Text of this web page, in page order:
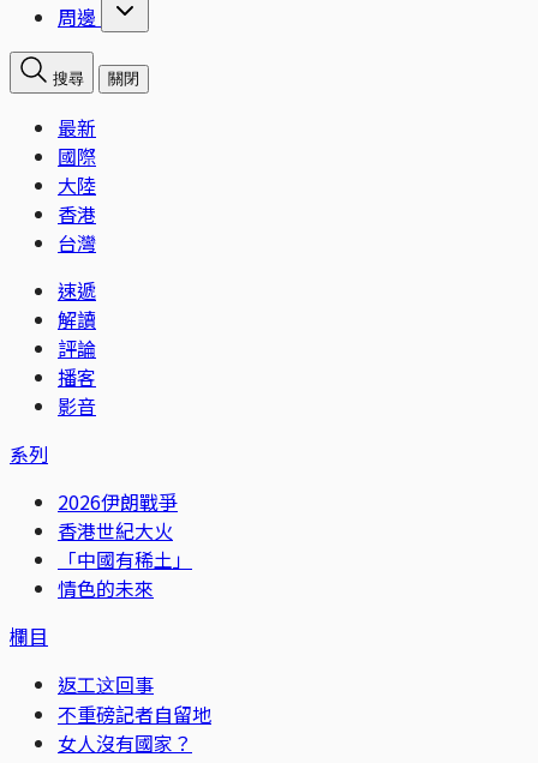
周邊
搜尋 關閉
最新
國際
大陸
香港
台灣
速遞
解讀
評論
播客
影音
系列
2026伊朗戰爭
香港世紀大火
「中國有稀土」
情色的未來
欄目
返工这回事
不重磅記者自留地
女人沒有國家？